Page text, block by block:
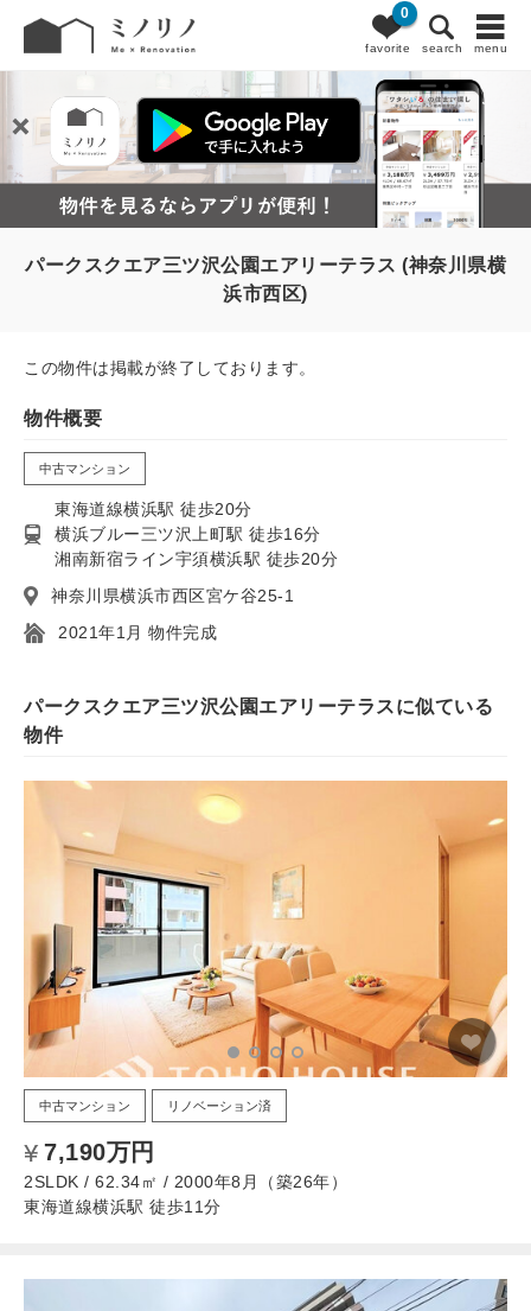
favorite
0
search menu
パークスクエア三ツ沢公園エアリーテラス (神奈川県横
浜市西区)
この物件は掲載が終了しております。
物件概要
中古マンション
東海道線横浜駅 徒歩20分
横浜ブルー三ツ沢上町駅 徒歩16分
湘南新宿ライン宇須横浜駅 徒歩20分
神奈川県横浜市西区宮ケ谷25-1
2021年1月 物件完成
パークスクエア三ツ沢公園エアリーテラスに似ている
物件
中古マンション リノベーション済
7,190万円
2SLDK / 62.34㎡ / 2000年8月（築26年）
東海道線横浜駅 徒歩11分